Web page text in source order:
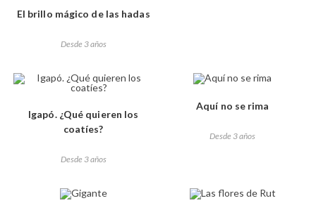
El brillo mágico de las hadas
Desde 3 años
Igapó. ¿Qué quieren los
coatíes?
Desde 3 años
Aquí no se rima
Desde 3 años